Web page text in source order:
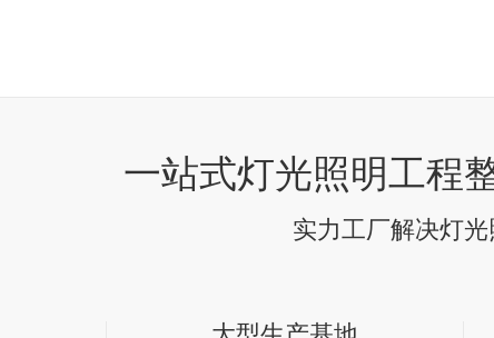
一站式灯光照明工程
实力工厂解决灯